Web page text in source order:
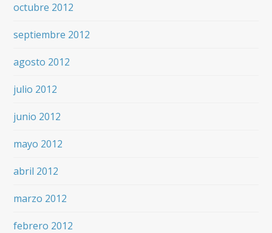
octubre 2012
septiembre 2012
agosto 2012
julio 2012
junio 2012
mayo 2012
abril 2012
marzo 2012
febrero 2012